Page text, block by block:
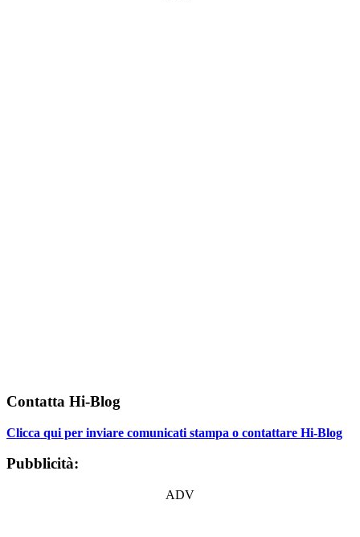
Contatta Hi-Blog
Clicca qui per inviare comunicati stampa o contattare Hi-Blog
Pubblicità:
ADV